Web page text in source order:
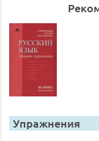
Упражнения